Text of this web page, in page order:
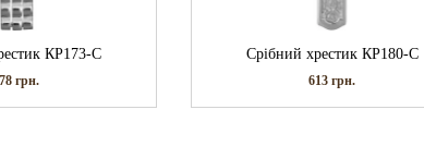
КР173-С
грн.
Срібний хрестик КР180-С
613грн.